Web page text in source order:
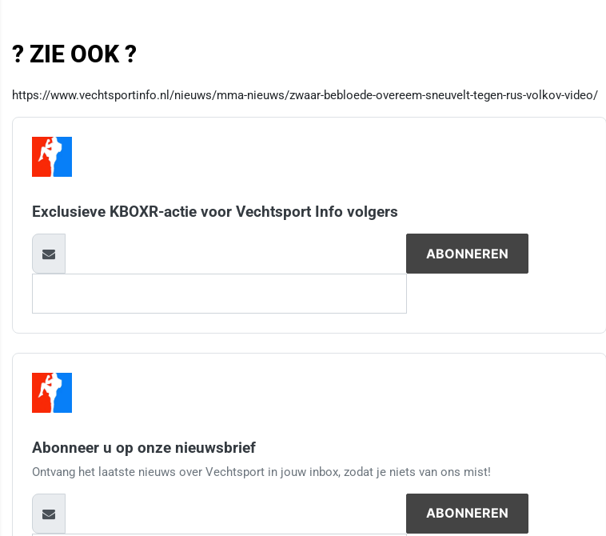
? ZIE OOK ?
https://www.vechtsportinfo.nl/nieuws/mma-nieuws/zwaar-bebloede-overeem-sneuvelt-tegen-rus-volkov-video/
Exclusieve KBOXR-actie voor Vechtsport Info volgers
Abonneer u op onze nieuwsbrief
Ontvang het laatste nieuws over Vechtsport in jouw inbox, zodat je niets van ons mist!